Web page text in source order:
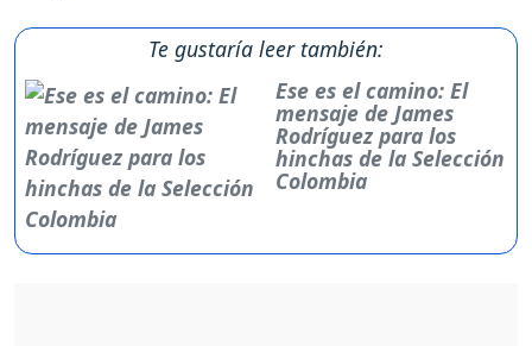
Te gustaría leer también:
Ese es el camino: El
mensaje de James
Rodríguez para los
hinchas de la Selección
Colombia